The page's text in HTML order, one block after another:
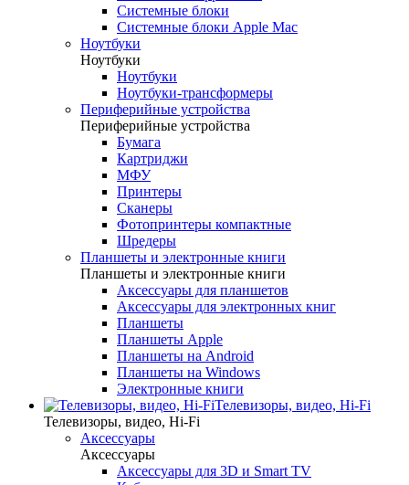
Системные блоки
Системные блоки Apple Mac
Ноутбуки
Ноутбуки
Ноутбуки
Ноутбуки-трансформеры
Периферийные устройства
Периферийные устройства
Бумага
Картриджи
МФУ
Принтеры
Сканеры
Фотопринтеры компактные
Шредеры
Планшеты и электронные книги
Планшеты и электронные книги
Аксессуары для планшетов
Аксессуары для электронных книг
Планшеты
Планшеты Apple
Планшеты на Android
Планшеты на Windows
Электронные книги
Телевизоры, видео, Hi-Fi
Телевизоры, видео, Hi-Fi
Аксессуары
Аксессуары
Аксессуары для 3D и Smart TV